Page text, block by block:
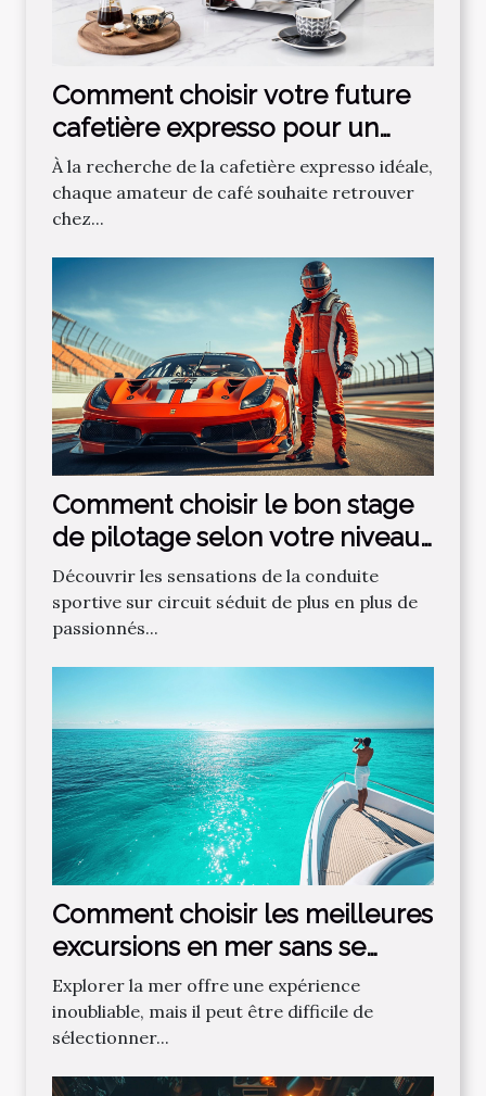
Comment choisir votre future
cafetière expresso pour un
café parfait ?
À la recherche de la cafetière expresso idéale,
chaque amateur de café souhaite retrouver
chez...
Comment choisir le bon stage
de pilotage selon votre niveau
?
Découvrir les sensations de la conduite
sportive sur circuit séduit de plus en plus de
passionnés...
Comment choisir les meilleures
excursions en mer sans se
tromper ?
Explorer la mer offre une expérience
inoubliable, mais il peut être difficile de
sélectionner...